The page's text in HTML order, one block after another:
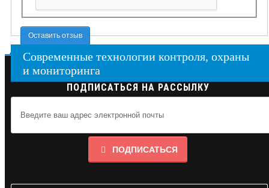
Оставить отзыв
Современные технологии контроля, охраны
и мониторинга
ПОДПИСАТЬСЯ НА РАССЫЛКУ
ПОДПИСАТЬСЯ